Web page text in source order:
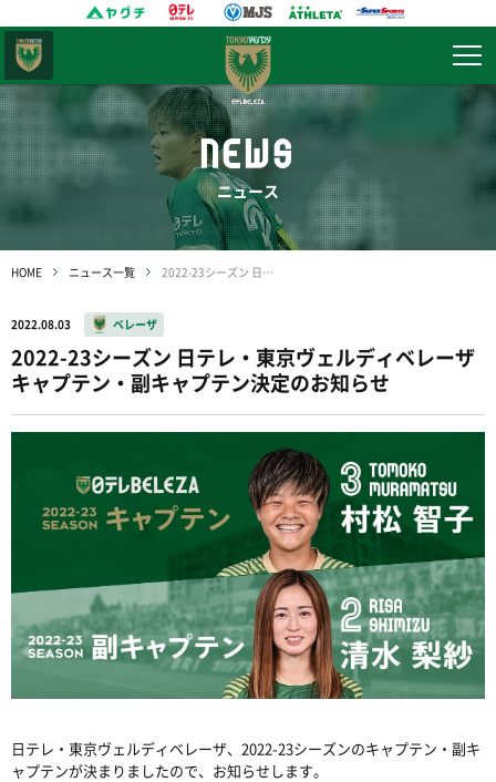
NEWS
ニュース
HOME ニュース一覧 2022-23シーズン 日テレ・東京ヴェルディベレーザ キャプテン・副キャプテン決定のお知らせ
2022.08.03 ベレーザ
2022-23シーズン 日テレ・東京ヴェルディベレーザ
キャプテン・副キャプテン決定のお知らせ
日テレ・東京ヴェルディベレーザ、2022-23シーズンのキャプテン・副キ
ャプテンが決まりましたので、お知らせします。